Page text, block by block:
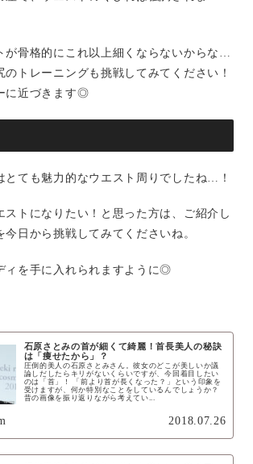
が骨格的にこれ以上細くならないからな…
のトレーニングも挑戦してみてください！
に近づきます◎
とても魅力的なウエスト周りでしたね…！
ストになりたい！と思った方は、ご紹介し
今日から挑戦してみてくださいね。
ィを手に入れられますように◎
石原さとみの首が細くて綺麗！首長美人の秘訣
は「痩せたから」？
圧倒的美人の石原さとみさん。彼女のどこが美しいか議
論しだしたらキリがないくらいですが、今回着目したい
のは「首」！ 「前より首が長くなった？」という印象を
受けますが、何か特別なことをしているんでしょうか？
昔の画像を振り返りながら考えてい...
2018.07.26